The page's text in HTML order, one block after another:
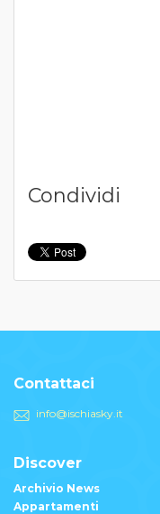
Condividi
Contattaci
info@ischiasky.it
Discover
Archivio News
Appartamenti